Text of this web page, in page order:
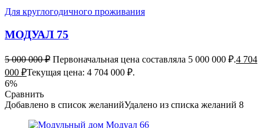
Для круглогодичного проживания
МОДУАЛ 75
5 000 000₽ Первоначальная цена составляла 5 000 000 ₽.4 704
000 ₽Текущая цена: 4 704 000 ₽.
6%
Сравнить
Добавлено в список желанийУдалено из списка желаний 8